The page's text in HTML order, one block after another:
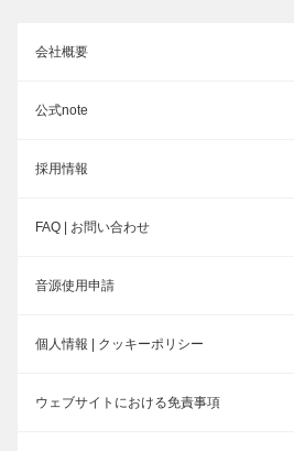
会社概要
公式note
採用情報
FAQ | お問い合わせ
音源使用申請
個人情報 | クッキーポリシー
ウェブサイトにおける免責事項